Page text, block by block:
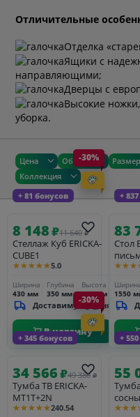
Отличительные
Отделка
Ящики с
направляющими;
Дверцы с
Высокие
уборка.
Цена Общие
Коллекция
+ 81 бонусов
-30%
8 148₽11 640 ₽
Стеллаж Куб ERICKA-
CUBE1
★★★★★5.0
Ширина
430 мм
Глубина
350 мм
Высота
430 мм
Доставим_за_3_дня
В корзину
+
83
Стол
1550
+ 345 бонусов
-30%
34 566₽49 380 ₽
Тумба ТВ ERICKA-
MT1T+2N
★★★★★240.54
+
55